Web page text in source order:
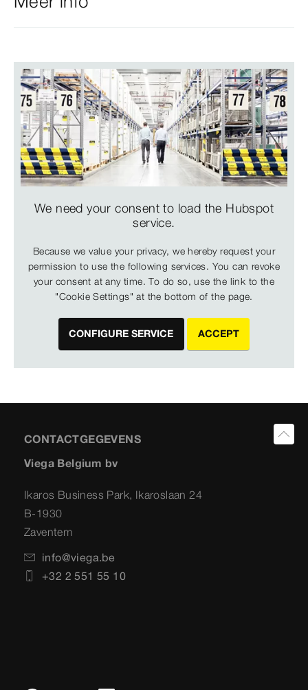
We need your consent to load the Hubspot
service.
Because we value your privacy, we hereby request your
permission to use the following services. You can revoke
your consent at any time. To do so, use the link to the
"Cookie Settings" at the bottom of the page.
CONFIGURE SERVICE ACCEPT
CONTACTGEGEVENS
Viega Belgium bv
Ikaros Business Park, Ikaroslaan 24
B-1930
Zaventem
info@viega.be
+32 2 551 55 10